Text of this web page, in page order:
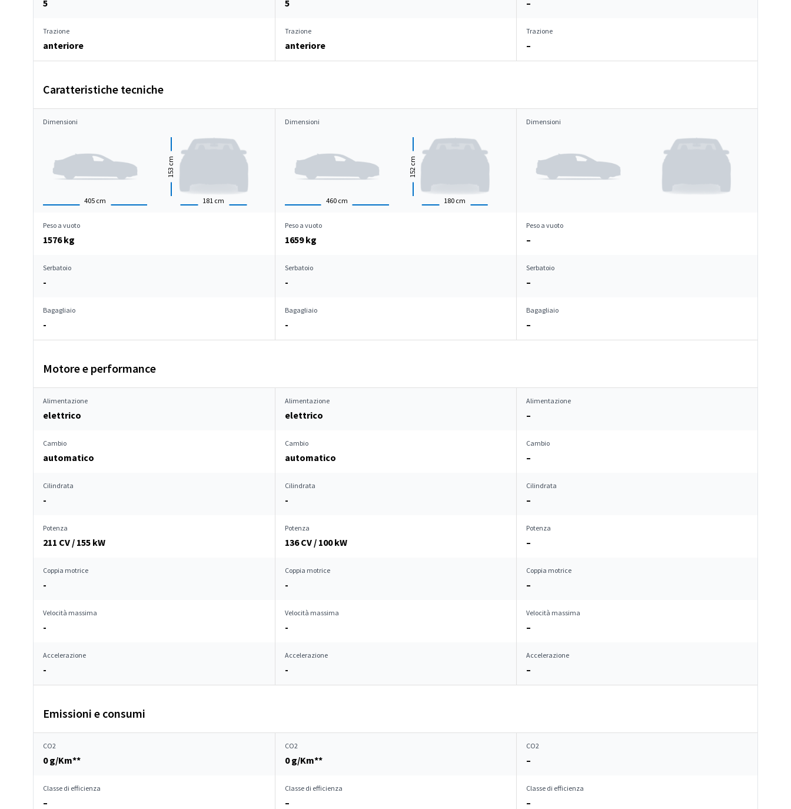
5 5 –
Trazione
anteriore
Trazione
anteriore
Trazione
–
Caratteristiche tecniche
Dimensioni
405 cm 181 cm
153
cm
Dimensioni
460 cm 180 cm
152
cm
Dimensioni
Peso a vuoto
1576 kg
Peso a vuoto
1659 kg
Peso a vuoto
–
Serbatoio
-
Serbatoio
-
Serbatoio
–
Bagagliaio
-
Bagagliaio
-
Bagagliaio
–
Motore e performance
Alimentazione
elettrico
Alimentazione
elettrico
Alimentazione
–
Cambio
automatico
Cambio
automatico
Cambio
–
Cilindrata
-
Cilindrata
-
Cilindrata
–
Potenza
211 CV / 155 kW
Potenza
136 CV / 100 kW
Potenza
–
Coppia motrice
-
Coppia motrice
-
Coppia motrice
–
Velocità massima
-
Velocità massima
-
Velocità massima
–
Accelerazione
-
Accelerazione
-
Accelerazione
–
Emissioni e consumi
CO2
0 g/Km**
CO2
0 g/Km**
CO2
–
Classe di efficienza
–
Classe di efficienza
–
Classe di efficienza
–